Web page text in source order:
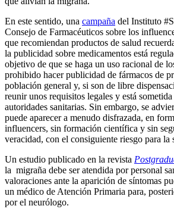
En este sentido, una campaña del Instituto
Consejo de Farmacéuticos sobre los
que recomiendan productos de salud
la publicidad sobre medicamentos está
objetivo de que se haga un uso racional de
prohibido hacer publicidad de fármacos de
población general y, si son de libre
reunir unos requisitos legales y está
autoridades sanitarias. Sin embargo, se
puede aparecer a menudo disfrazada, en
influencers, sin formación científica y sin
veracidad, con el consiguiente riesgo para la
Un estudio publicado en la revista
la migraña debe ser atendida por personal
valoraciones ante la aparición de síntomas
un médico de Atención Primaria para,
por el neurólogo.